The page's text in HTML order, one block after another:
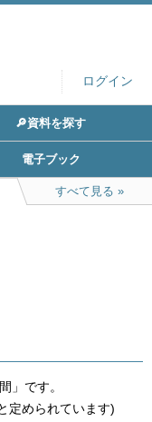
ログイン
🔎資料を探す
電子ブック
すべて見る
」です。
定められています)